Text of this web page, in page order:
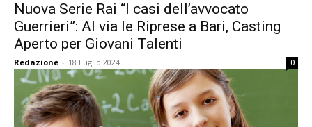
Nuova Serie Rai “I casi dell’avvocato
Guerrieri”: Al via le Riprese a Bari, Casting
Aperto per Giovani Talenti
Redazione - 18 Luglio 2024 0